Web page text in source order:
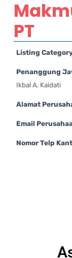
PT
Listing
Penanggung
Ikbal A. Kaidati
Alamat
Email
Nomor Telp